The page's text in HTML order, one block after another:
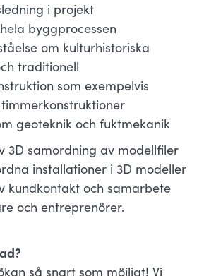
i projekt
byggprocessen
om kulturhistoriska
traditionell
som exempelvis
geoteknik och fuktmekanik
3D samordning av modellfiler
installationer i 3D modeller
kundkontakt och samarbete
och entreprenörer.
så snart som möjligt! Vi